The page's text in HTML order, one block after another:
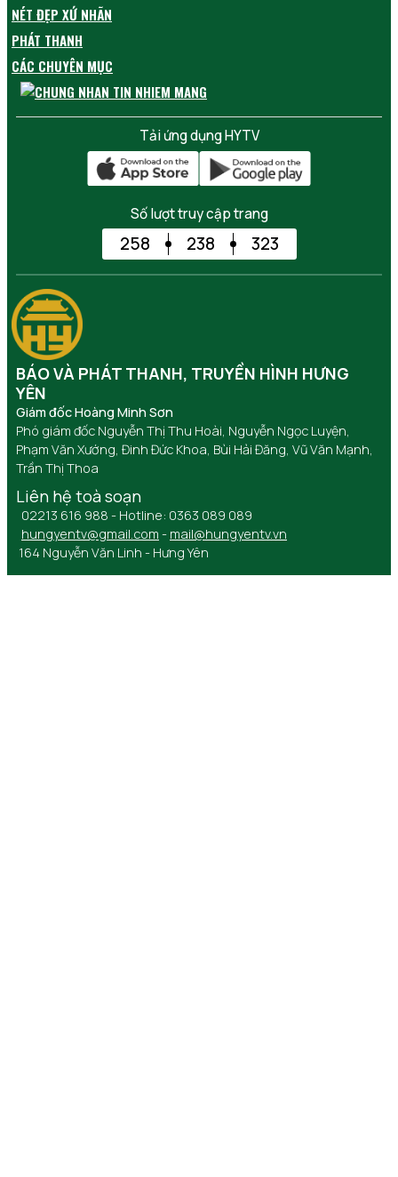
NÉT ĐẸP XỨ NHÃN
PHÁT THANH
CÁC CHUYÊN MỤC
Tải ứng dụng HYTV
Số lượt truy cập trang
258 238 323
BÁO VÀ PHÁT THANH, TRUYỀN HÌNH HƯNG
YÊN
Giám đốc Hoàng Minh Sơn
Phó giám đốc Nguyễn Thị Thu Hoài, Nguyễn Ngọc Luyện,
Phạm Văn Xướng, Đinh Đức Khoa, Bùi Hải Đăng, Vũ Văn Mạnh,
Trần Thị Thoa
Liên hệ toà soạn
02213 616 988 - Hotline: 0363 089 089
hungyentv@gmail.com - mail@hungyentv.vn
164 Nguyễn Văn Linh - Hưng Yên